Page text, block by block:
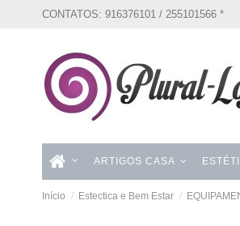
CONTATOS: 916376101 / 255101566 *
ARTIGOS CASA
Início Estectica e Bem Estar